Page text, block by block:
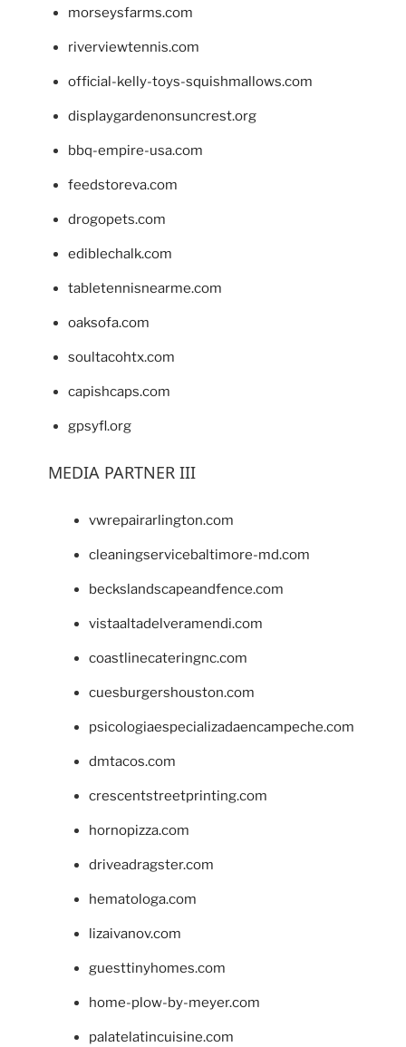
morseysfarms.com
riverviewtennis.com
official-kelly-toys-squishmallows.com
displaygardenonsuncrest.org
bbq-empire-usa.com
feedstoreva.com
drogopets.com
ediblechalk.com
tabletennisnearme.com
oaksofa.com
soultacohtx.com
capishcaps.com
gpsyfl.org
MEDIA PARTNER III
vwrepairarlington.com
cleaningservicebaltimore-md.com
beckslandscapeandfence.com
vistaaltadelveramendi.com
coastlinecateringnc.com
cuesburgershouston.com
psicologiaespecializadaencampeche.com
dmtacos.com
crescentstreetprinting.com
hornopizza.com
driveadragster.com
hematologa.com
lizaivanov.com
guesttinyhomes.com
home-plow-by-meyer.com
palatelatincuisine.com